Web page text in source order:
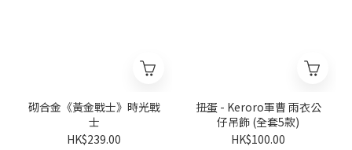
砌合金《黃金戰士》時光戰
士
HK$239.00
扭蛋 - Keroro軍曹 雨衣公
仔吊飾 (全套5款)
HK$100.00